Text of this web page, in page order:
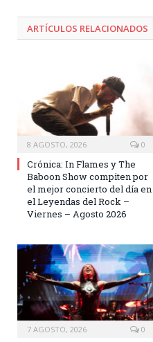
ARTÍCULOS RELACIONADOS
8 AGOSTO, 2026 0
Crónica: In Flames y The
Baboon Show compiten por
el mejor concierto del día en
el Leyendas del Rock –
Viernes – Agosto 2026
7 AGOSTO, 2026 0